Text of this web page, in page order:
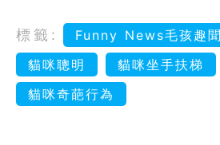
標籤: Funny News毛孩趣聞
貓咪聰明
貓咪坐手扶梯
貓咪奇葩行為